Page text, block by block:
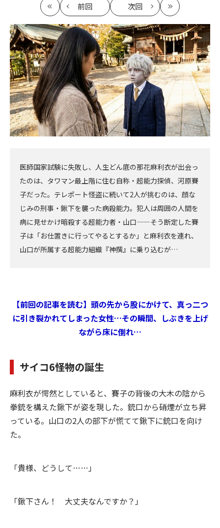
最
初
前回
記
事
へ
次回
記
事
へ
最
新
医師国家試験に失敗し、人生どん底の那花麻利衣が出会っ
たのは、タワマン最上階に住む自称・超能力探偵、河原賽
子だった。テレポート怪盗に続いて2人が挑むのは、顔な
じみの刑事・鍬下を襲った病殺能力。犯人は周囲の人間を
病に見せかけ暗殺する超能力者・山口——そう断定した賽
子は「お仕置きに行ってやるとするか」と麻利衣を連れ、
山口が所属する超能力組織『神撰』に乗り込むが…
【前回の記事を読む】頭の先から股にかけて、真っ二つ
に引き裂かれてしまった女性…その瞬間、しぶきを上げ
ながら床に倒れ…
サイコ6――怪物の誕生
麻利衣が愕然としていると、賽子の背後の大木の陰から
拳銃を構えた鍬下が姿を現した。銃口から硝煙が立ち昇
っている。山口の2人の部下が慌てて鍬下に銃口を向け
た。
「貴様、どうして……」
「鍬下さん！ 大丈夫なんですか？」